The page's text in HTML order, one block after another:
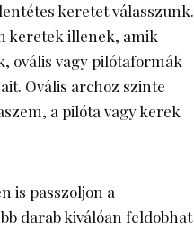
keretet válasszunk.
keretek illenek, amik
ovális vagy pilótaformák
Ovális archoz szinte
a pilóta vagy kerek
is passzoljon a
darab kiválóan feldobhat